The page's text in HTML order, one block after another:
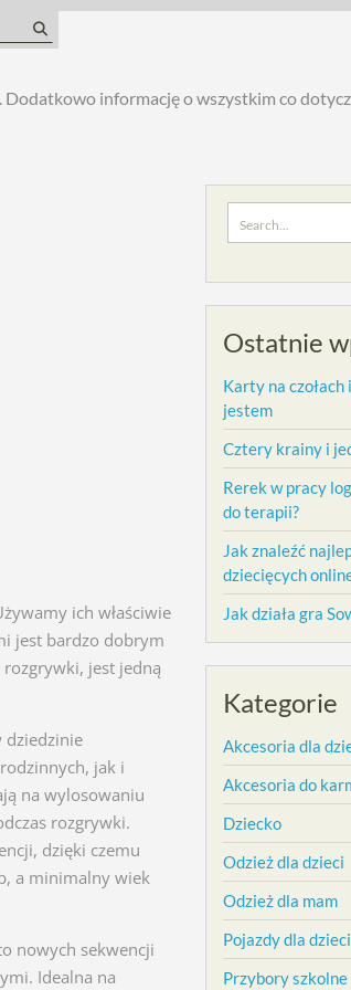
Dodatkowo informację o wszystkim co
ich właściwie
jest bardzo dobrym
rozgrywki, jest jedną
dziedzinie
jak i
na wylosowaniu
rozgrywki.
dzięki czemu
a minimalny wiek
nowych sekwencji
Idealna na
for:
Ostatnie
Karty na czołach
jestem
Cztery krainy i
Rerek w pracy
do terapii?
Jak znaleźć
dziecięcych
Jak działa gra
Kategorie
Akcesoria dla
Akcesoria do
Dziecko
Odzież dla dzieci
Odzież dla mam
Pojazdy dla dzieci
Przybory szkolne